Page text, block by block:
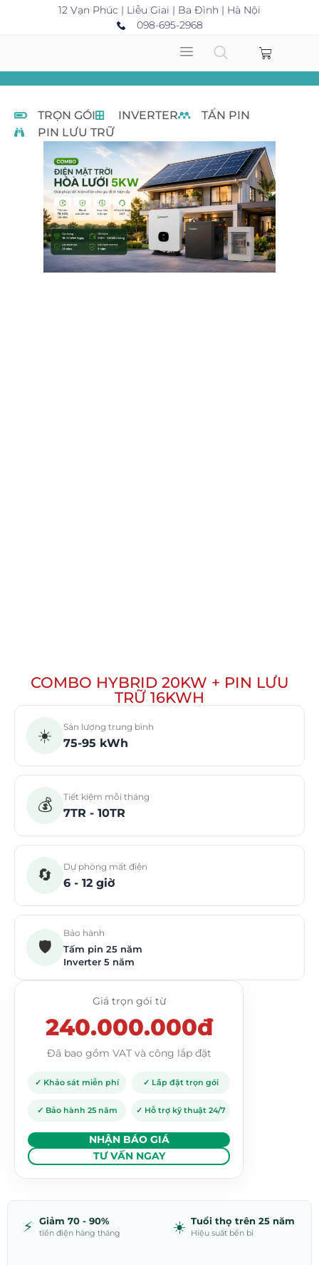
12 Vạn Phúc | Liễu Giai | Ba Đình | Hà Nội
098-695-2968
TRỌN GÓI INVERTER
TẤN PIN
PIN LƯU TRỮ
COMBO HYBRID 20KW + PIN LƯU
TRỮ 16KWH
☀️ Sản lượng trung bình
75-95 kWh
💰 Tiết kiệm mỗi tháng
7TR - 10TR
🔄 Dự phòng mất điện
6 - 12 giờ
🛡️
Bảo hành
Tấm pin 25 năm
Inverter 5 năm
Giá trọn gói từ
240.000.000đ
Đã bao gồm VAT và công lắp đặt
✓ Khảo sát miễn phí ✓ Lắp đặt trọn gói
✓ Bảo hành 25 năm ✓ Hỗ trợ kỹ thuật 24/7
NHẬN BÁO GIÁ
TƯ VẤN NGAY
⚡ Giảm 70 - 90%
tiền điện hàng tháng ☀️ Tuổi thọ trên 25 năm
Hiệu suất bền bỉ